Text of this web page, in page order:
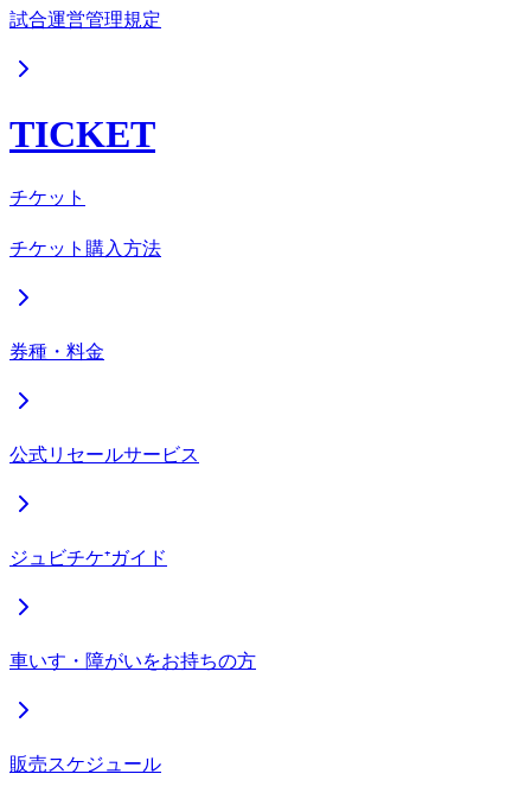
試合運営管理規定
TICKET
チケット
チケット購入方法
券種・料金
公式リセールサービス
ジュビチケ⁺ガイド
車いす・障がいをお持ちの方
販売スケジュール